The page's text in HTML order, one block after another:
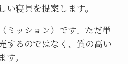
い寝具を提案します。
ミッション）です。ただ単
するのではなく、質の高い
。